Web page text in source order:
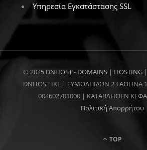
Υπηρεσία Εγκατάστασης SSL
© 2025 DNHOST- DOMAINS| HOSTING|
DNHOST IKE | ΕΥΜΟΛΠΙΔΩΝ 23 ΑΘΗΝΑ
004602701000 | ΚΑΤΑΒΛΗΘΕΝ
Πολιτική Απορρήτου
TOP